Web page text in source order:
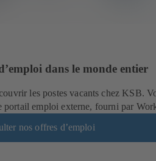
dans le monde entier
les postes vacants chez KSB.
portail emploi externe, fourni par
nos offres d’emploi